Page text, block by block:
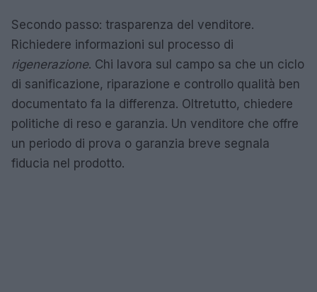
Secondo passo: trasparenza del venditore.
Richiedere informazioni sul processo di
rigenerazione. Chi lavora sul campo sa che un ciclo
di sanificazione, riparazione e controllo qualità ben
documentato fa la differenza. Oltretutto, chiedere
politiche di reso e garanzia. Un venditore che offre
un periodo di prova o garanzia breve segnala
fiducia nel prodotto.